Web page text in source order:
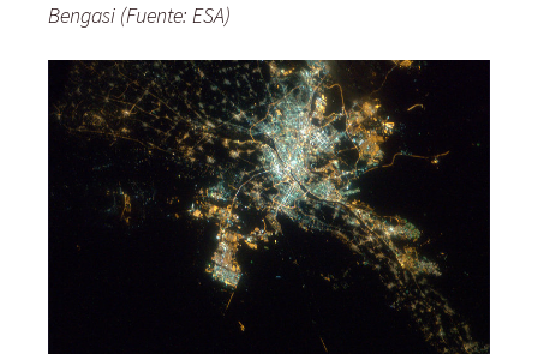
Bengasi (Fuente: ESA)